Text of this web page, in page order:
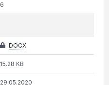
6
DOCX
15.28 KB
29.05.2020